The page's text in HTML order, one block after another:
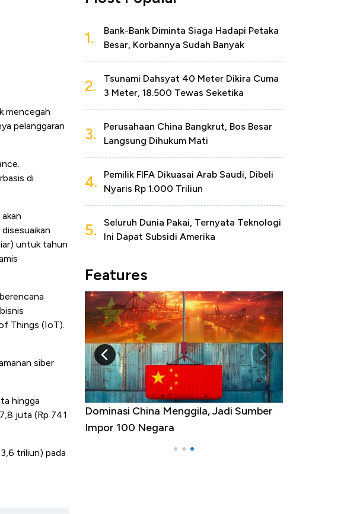
mencegah
pelanggaran
di
untuk tahun
Things (IoT).
siber
hingga
juta (Rp 741
triliun) pada
1.
Bank-Bank Diminta Siaga Hadapi Petaka
Besar, Korbannya Sudah Banyak
2.
Tsunami Dahsyat 40 Meter Dikira Cuma
3 Meter, 18.500 Tewas Seketika
3.
Perusahaan China Bangkrut, Bos Besar
Langsung Dihukum Mati
4.
Pemilik FIFA Dikuasai Arab Saudi, Dibeli
Nyaris Rp 1.000 Triliun
5.
Seluruh Dunia Pakai, Ternyata Teknologi
Ini Dapat Subsidi Amerika
Features
3 Hari,
Dominasi China Menggila, Jadi Sumber
Impor 100 Negara